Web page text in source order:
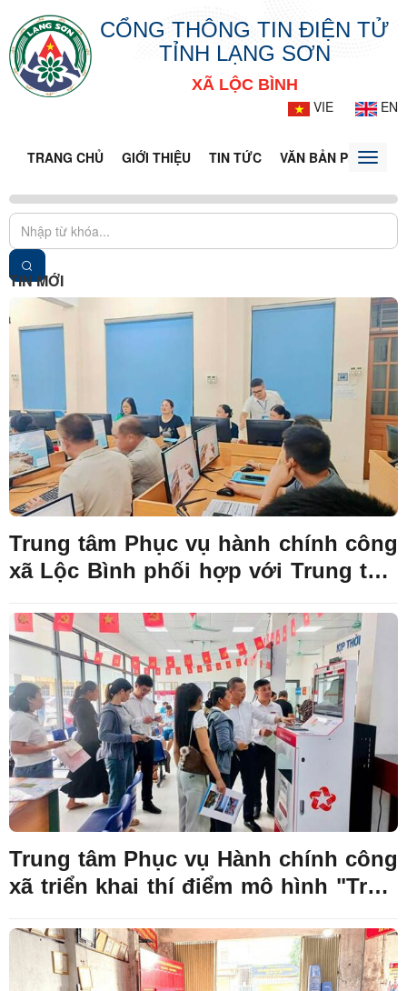
CỔNG THÔNG TIN ĐIỆN TỬ
TỈNH LẠNG SƠN
XÃ LỘC BÌNH
VIE
EN
TRANG CHỦ GIỚI THIỆU TIN TỨC VĂN BẢN PHÁPToggle
TIN MỚI
Trung tâm Phục vụ hành chính công
xã Lộc Bình phối hợp với Trung tâm
huấn cho các lớp bồi dưỡng kiến
thức khoa học công nghệ, đổi mới
sáng tạo, kỹ năng số, công nghệ số
năm 2026.
Trung tâm Phục vụ Hành chính công
xã triển khai thí điểm mô hình "Trạm
Bình